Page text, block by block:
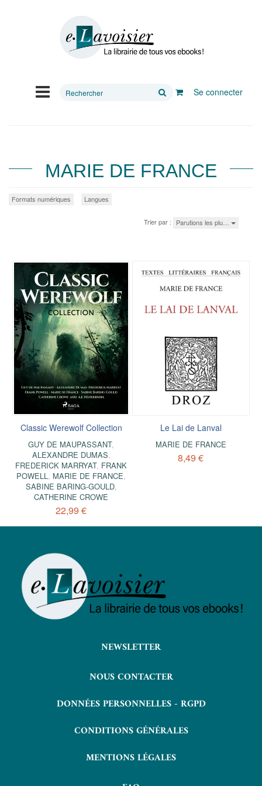
Rechercher
Se connecter
MARIE DE FRANCE
Formats numériques Langues
Trier par : Parutions les plu…
Classic Werewolf Collection
GUY DE MAUPASSANT,
ALEXANDRE DUMAS,
FREDERICK MARRYAT, FRANK
POWELL, MARIE DE FRANCE,
SABINE BARING-GOULD,
CATHERINE CROWE
22,99 €
Le Lai de Lanval
MARIE DE FRANCE
8,49 €
NEWSLETTER
NOUS CONTACTER
DONNÉES PERSONNELLES - RGPD
CONDITIONS GÉNÉRALES
MENTIONS LÉGALES